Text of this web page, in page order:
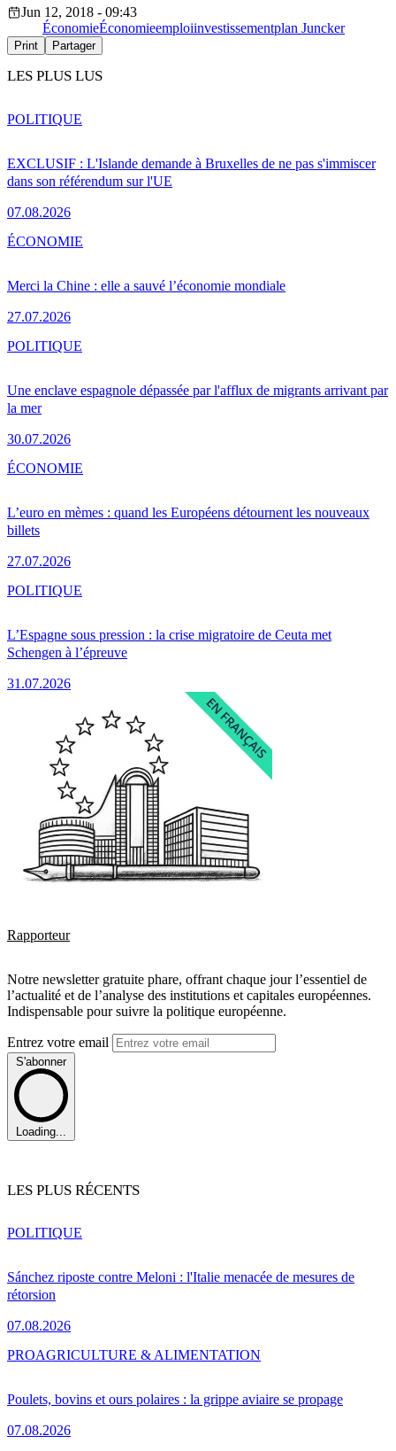
Jun 12, 2018 - 09:43
ÉconomieÉconomieemploiinvestissementplan Juncker
Print Partager
LES PLUS LUS
EXCLUSIF : L'Islande demande à Bruxelles de ne pas s'immiscer
dans son référendum sur l'UE
07.08.2026
POLITIQUE
Merci la Chine : elle a sauvé l’économie mondiale
27.07.2026
ÉCONOMIE
Une enclave espagnole dépassée par l'afflux de migrants arrivant par
la mer
30.07.2026
POLITIQUE
L’euro en mèmes : quand les Européens détournent les nouveaux
billets
27.07.2026
ÉCONOMIE
L’Espagne sous pression : la crise migratoire de Ceuta met
Schengen à l’épreuve
31.07.2026
POLITIQUE
Rapporteur
Notre newsletter gratuite phare, offrant chaque jour l’essentiel de
l’actualité et de l’analyse des institutions et capitales européennes.
Indispensable pour suivre la politique européenne.
Entrez votre email
S'abonner
Loading...
LES PLUS RÉCENTS
Sánchez riposte contre Meloni : l'Italie menacée de mesures de
rétorsion
07.08.2026
POLITIQUE
Poulets, bovins et ours polaires : la grippe aviaire se propage
07.08.2026
PROAGRICULTURE & ALIMENTATION